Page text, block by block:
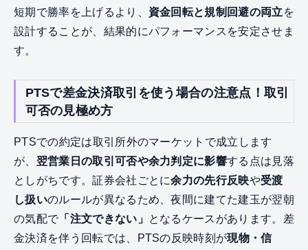
短期で勝率を上げるより、 資金回転と規制回避の両立 を
設計することが、結果的にパフォーマンスを安定させま
す。
PTSで差金決済取引を使う場合の注意点！取引
可否の見極め方
PTSでの約定は取引所外のマーケットで成立します
が、 翌営業日の取引可否や余力判定に影響する点は見落
としがちです。証券会社ごとに余力の先行反映や受渡
し扱いのルールが異なるため、夜間に建てた建玉が翌朝
の気配で「注文できない」 となるケースがあります。差
金決済を伴う回転では、PTSの反映時刻が現物・信